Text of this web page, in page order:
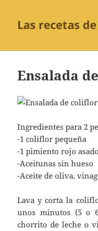
Las recetas
Ensalada
Ingredientes para 2
-1 coliflor pequeña
-1 pimiento rojo asado
-Aceitunas sin hueso
-Aceite de oliva,
Lava y corta la
unos minutos (5 o
chorrito de leche o